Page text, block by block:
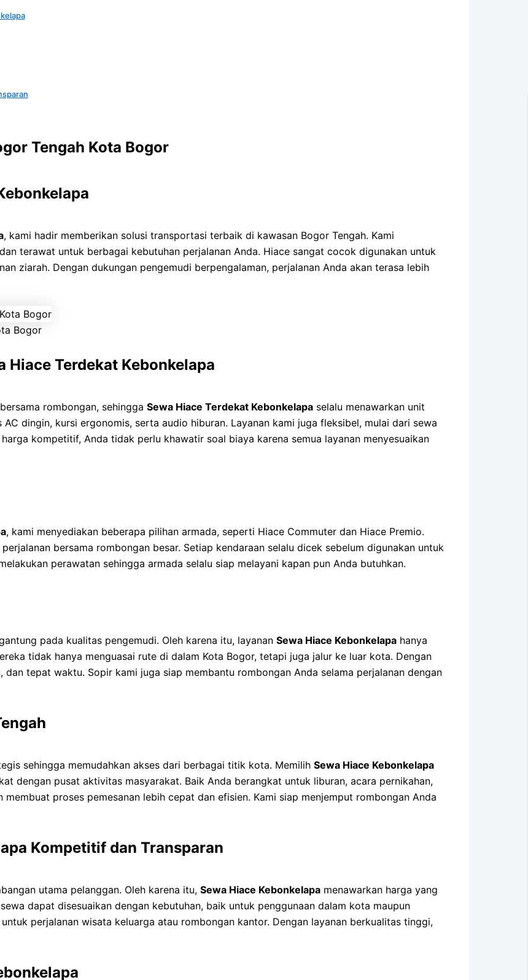
Tengah Kota Bogor
, kami hadir memberikan solusi transportasi terbaik di kawasan Bogor Tengah. Kami
terawat untuk berbagai kebutuhan perjalanan Anda. Hiace sangat cocok digunakan untuk
ziarah. Dengan dukungan pengemudi berpengalaman, perjalanan Anda akan terasa lebih
Bogor
Hiace Terdekat Kebonkelapa
rombongan, sehingga Sewa Hiace Terdekat Kebonkelapa selalu menawarkan unit
dingin, kursi ergonomis, serta audio hiburan. Layanan kami juga fleksibel, mulai dari sewa
kompetitif, Anda tidak perlu khawatir soal biaya karena semua layanan menyesuaikan
, kami menyediakan beberapa pilihan armada, seperti Hiace Commuter dan Hiace Premio.
bersama rombongan besar. Setiap kendaraan selalu dicek sebelum digunakan untuk
perawatan sehingga armada selalu siap melayani kapan pun Anda butuhkan.
pada kualitas pengemudi. Oleh karena itu, layanan Sewa Hiace Kebonkelapa hanya
tidak hanya menguasai rute di dalam Kota Bogor, tetapi juga jalur ke luar kota. Dengan
tepat waktu. Sopir kami juga siap membantu rombongan Anda selama perjalanan dengan
sehingga memudahkan akses dari berbagai titik kota. Memilih Sewa Hiace Kebonkelapa
dengan pusat aktivitas masyarakat. Baik Anda berangkat untuk liburan, acara pernikahan,
proses pemesanan lebih cepat dan efisien. Kami siap menjemput rombongan Anda
Kompetitif dan Transparan
utama pelanggan. Oleh karena itu, Sewa Hiace Kebonkelapa menawarkan harga yang
dapat disesuaikan dengan kebutuhan, baik untuk penggunaan dalam kota maupun
perjalanan wisata keluarga atau rombongan kantor. Dengan layanan berkualitas tinggi,